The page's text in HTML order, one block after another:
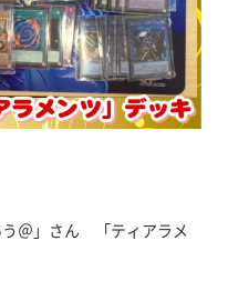
＠」さん 「ティアラメ